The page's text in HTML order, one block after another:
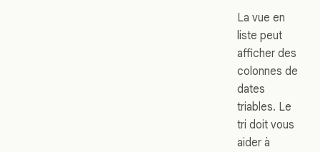
La vue en
liste peut
afficher des
colonnes de
dates
triables. Le
tri doit vous
aider à